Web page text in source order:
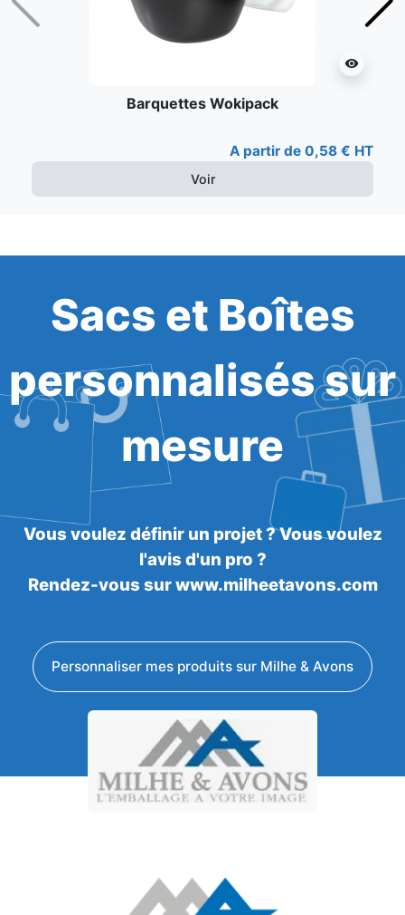
Précédent
visibility
Barquettes Wokipack
A partir de 0,58 € HT
Voir
Sacs et Boîtes
personnalisés sur
mesure
Vous voulez définir un projet ? Vous voulez
l'avis d'un pro ?
Rendez-vous sur www.milheetavons.com
Personnaliser mes produits sur Milhe & Avons